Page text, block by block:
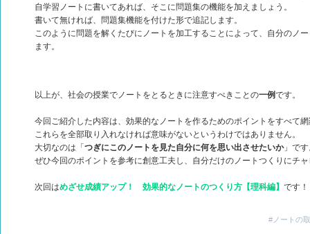
自学習ノートに書いてあれば、そこに問題集の機能を加えましょう。
書いて無ければ、問題集機能を付けた形で追記します。
このように問題を解くたびにノートを加工することによって、自分のノ
ます。
以上が、社会の授業でノートをとるときに注意すべきことの一例です。
今回ご紹介した内容は、効果的なノートを作るためのポイントをすべて
これらを全部取り入れなければ意味がないというわけではありません。
大切なのは「つぎにこのノートを見た自分に何を思い出させたいか」で
ぜひ今回のポイントを参考に創意工夫し、自分だけのノートつくりにチ
次回はめざせ成績アップ！ 効果的なノートのつくり方【理科編】です！
#ノートの